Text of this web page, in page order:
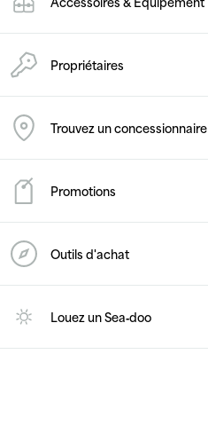
Propriétaires
Trouvez un concessionnaire
Promotions
Outils d'achat
Louez un Sea‑doo